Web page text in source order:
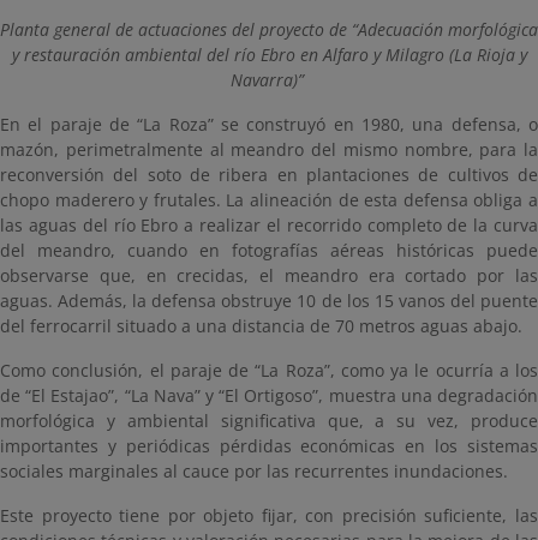
Planta general de actuaciones del proyecto de “Adecuación morfológica
y restauración ambiental del río Ebro en Alfaro y Milagro (La Rioja y
Navarra)”
En el paraje de “La Roza” se construyó en 1980, una defensa, o
mazón, perimetralmente al meandro del mismo nombre, para la
reconversión del soto de ribera en plantaciones de cultivos de
chopo maderero y frutales. La alineación de esta defensa obliga a
las aguas del río Ebro a realizar el recorrido completo de la curva
del meandro, cuando en fotografías aéreas históricas puede
observarse que, en crecidas, el meandro era cortado por las
aguas. Además, la defensa obstruye 10 de los 15 vanos del puente
del ferrocarril situado a una distancia de 70 metros aguas abajo.
Como conclusión, el paraje de “La Roza”, como ya le ocurría a los
de “El Estajao”, “La Nava” y “El Ortigoso”, muestra una degradación
morfológica y ambiental significativa que, a su vez, produce
importantes y periódicas pérdidas económicas en los sistemas
sociales marginales al cauce por las recurrentes inundaciones.
Este proyecto tiene por objeto fijar, con precisión suficiente, las